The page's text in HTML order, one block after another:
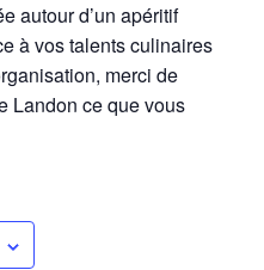
autour d’un apéritif
à vos talents culinaires
merci de
Landon ce que vous